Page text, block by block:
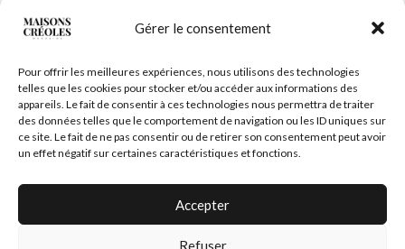
Gérer le consentement
Pour offrir les meilleures expériences, nous utilisons des technologies
telles que les cookies pour stocker et/ou accéder aux informations des
appareils. Le fait de consentir à ces technologies nous permettra de traiter
des données telles que le comportement de navigation ou les ID uniques sur
ce site. Le fait de ne pas consentir ou de retirer son consentement peut avoir
un effet négatif sur certaines caractéristiques et fonctions.
Accepter
Refuser
maisonscreoles.immo@gmail.com